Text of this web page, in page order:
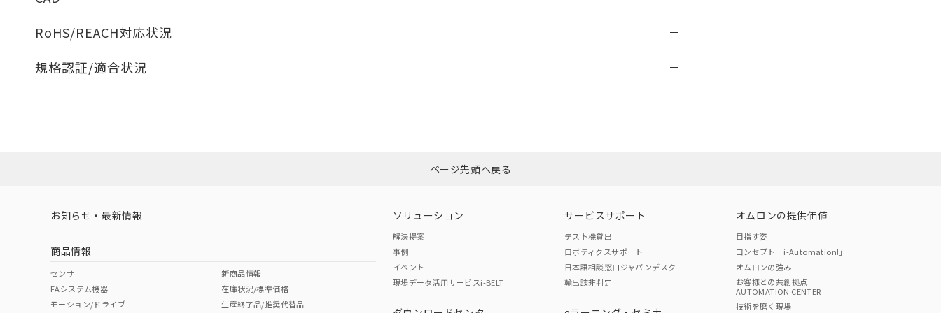
l: 35mm以上、φd: 90mm以上、D: 35mm以上、m: 60mm以上、n: 80mm以上
検出領域
RoHS/REACH対応状況
EU RoHS 注意事項・凡例
ダウンロードはこちら
中国 RoHS 注意事項・凡例
中国 RoHS表
Pb Hg Cr(VI)
規格認証/適合状況
（イギリス
（ノルウェー
（日本
（アメリカ
ページ先頭へ戻る
お知らせ・最新情報
商品情報
センサ
FAシステム機器
モーション/ドライブ
新商品情報
在庫状況/標準価格
生産終了品/推奨代替品
ソリューション
解決提案
事例
イベント
現場データ活用サービスi-BELT
サービスサポート
テスト機貸出
ロボティクスサポート
日本語相談窓口ジャパンデスク
輸出該非判定
オムロンの提供価値
目指す姿
コンセプト「i-Automation!」
オムロンの強み
お客様との共創拠点
AUTOMATION CENTER
技術を磨く現場